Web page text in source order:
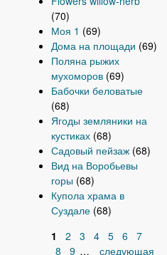
(70)
Моя 1 (69)
Дома на площади (69)
Поляна рыжих
мухоморов (69)
Бабочки беловатые
(68)
Ягоды земляники на
кустиках (68)
Садовый пейзаж (68)
Вид на Воробьевы
горы (68)
Купола храма в
Суздале (68)
1 2 3 4 5 6
7
8
9 … следующая